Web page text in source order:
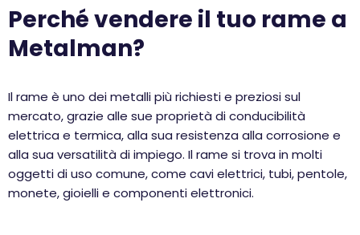
Perché vendere il tuo rame a
Metalman?
Il rame è uno dei metalli più richiesti e preziosi sul
mercato, grazie alle sue proprietà di conducibilità
elettrica e termica, alla sua resistenza alla corrosione e
alla sua versatilità di impiego. Il rame si trova in molti
oggetti di uso comune, come cavi elettrici, tubi, pentole,
monete, gioielli e componenti elettronici.